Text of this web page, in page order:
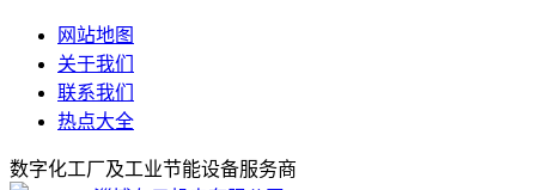
网站地图
关于我们
联系我们
热点大全
数字化工厂及工业节能设备服务商